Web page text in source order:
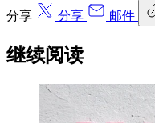
分享 分享 邮件
继续阅读